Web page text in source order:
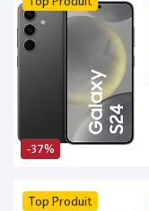
-37%
Top Produit